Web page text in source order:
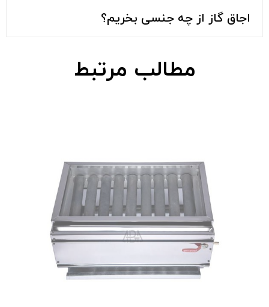
اجاق گاز از چه جنسی بخریم؟
مطالب مرتبط